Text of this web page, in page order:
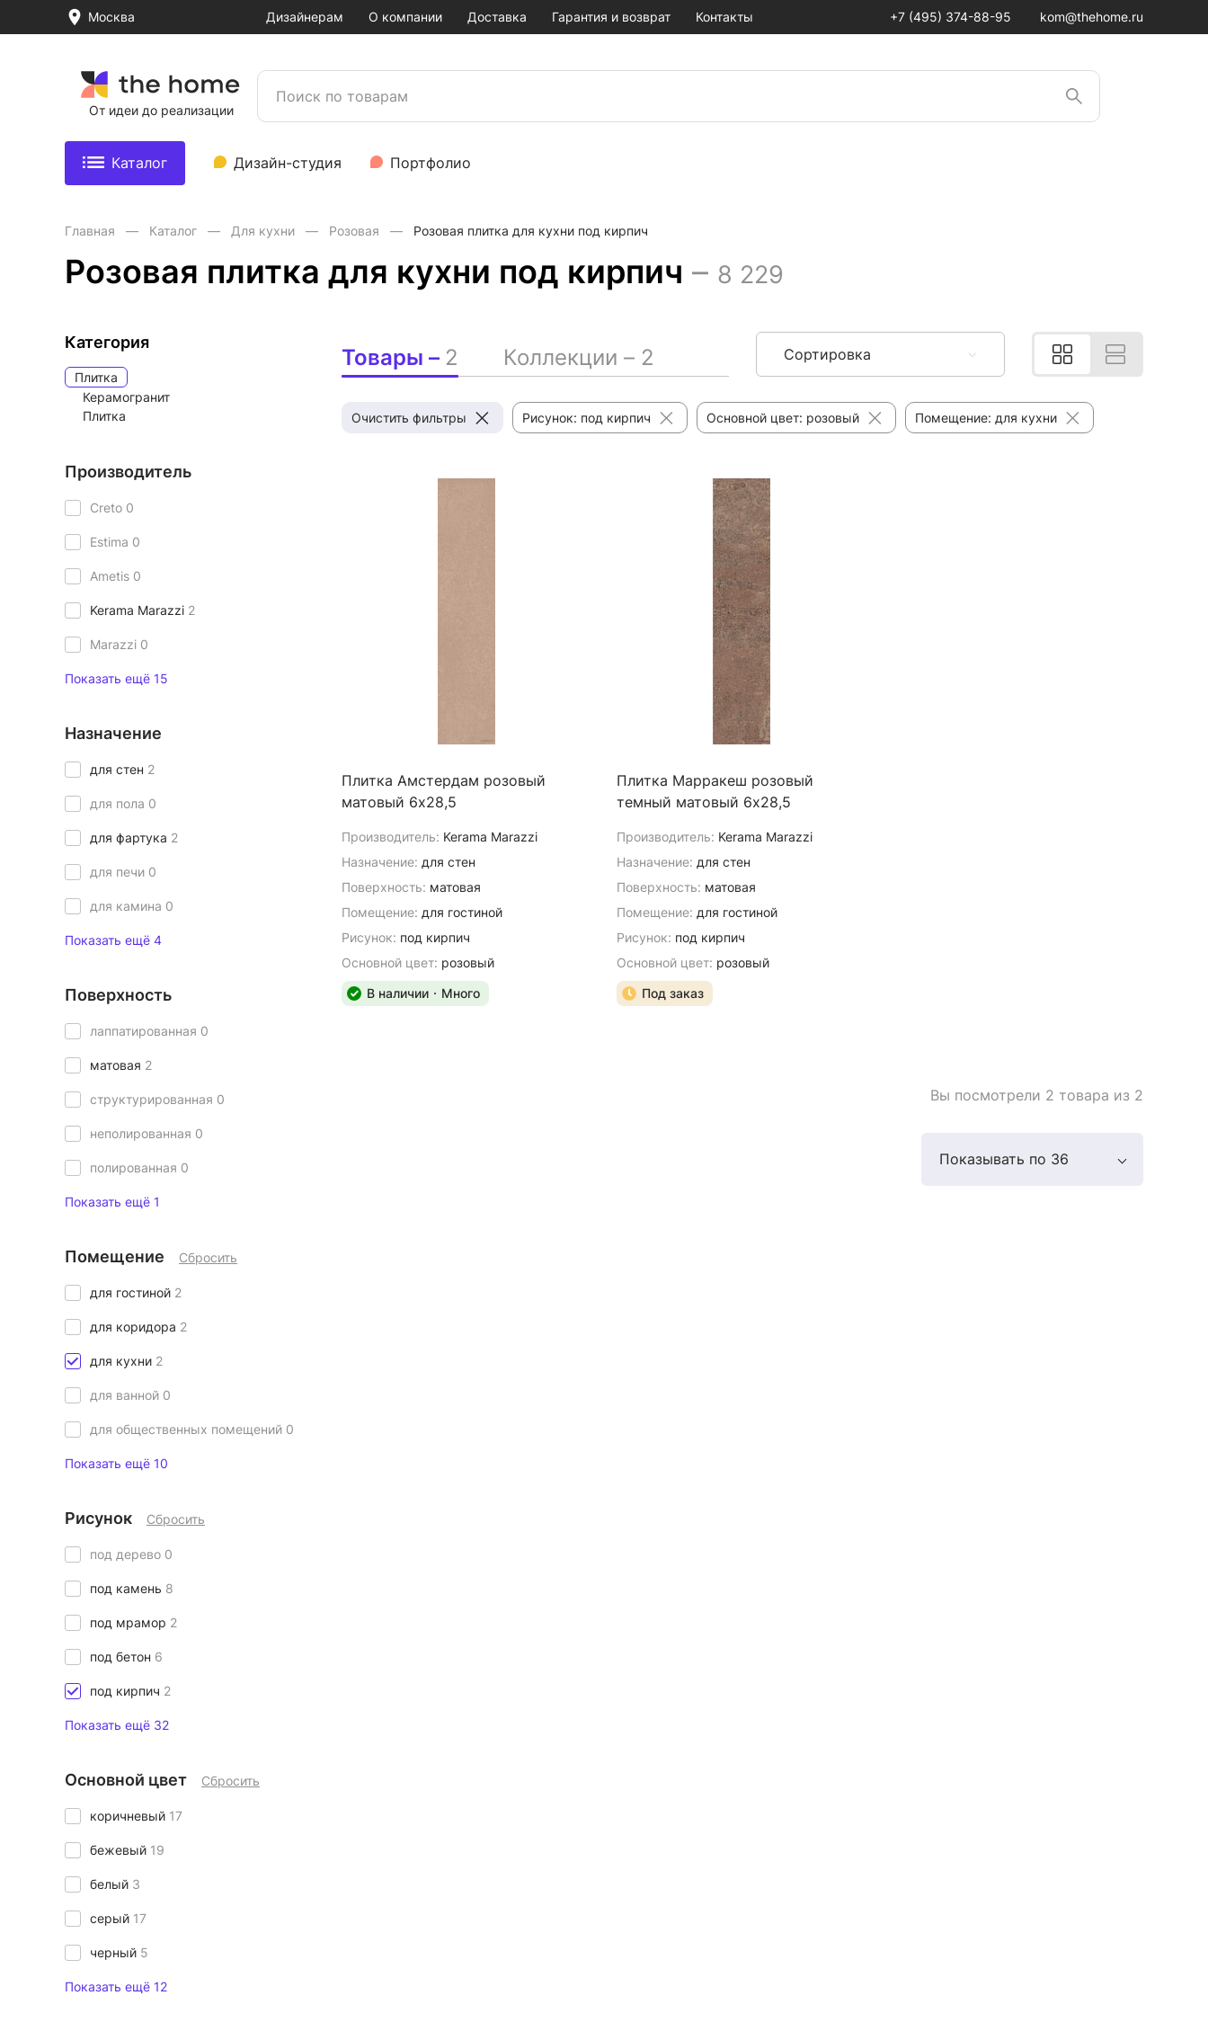
Москва Дизайнерам О компании Доставка Гарантия и возврат Контакты +7 (495) 374-88-95 kom@thehome.ru
От идеи до реализации
Каталог Дизайн-студия Портфолио
Главная Каталог Для кухни Розовая Розовая плитка для кухни под кирпич
Розовая плитка для кухни под кирпич – 8 229
Категория
Плитка
Керамогранит
Плитка
Производитель
Creto 0
Estima 0
Ametis 0
Kerama Marazzi 2
Marazzi 0
Показать ещё 15
Назначение
для стен 2
для пола 0
для фартука 2
для печи 0
для камина 0
Показать ещё 4
Поверхность
лаппатированная 0
матовая 2
структурированная 0
неполированная 0
полированная 0
Показать ещё 1
Помещение Сбросить
для гостиной 2
для коридора 2
для кухни 2
для ванной 0
для общественных помещений 0
Показать ещё 10
Рисунок Сбросить
под дерево 0
под камень 8
под мрамор 2
под бетон 6
под кирпич 2
Показать ещё 32
Основной цвет Сбросить
коричневый 17
бежевый 19
белый 3
серый 17
черный 5
Показать ещё 12
Товары – 2 Коллекции – 2 Сортировка
Очистить фильтры Рисунок: под кирпич Основной цвет: розовый Помещение: для кухни
Плитка Амстердам розовый
матовый 6х28,5
Производитель: Kerama Marazzi
Назначение: для стен
Поверхность: матовая
Помещение: для гостиной
Рисунок: под кирпич
Основной цвет: розовый
В наличии
Много
Плитка Марракеш розовый
темный матовый 6х28,5
Производитель: Kerama Marazzi
Назначение: для стен
Поверхность: матовая
Помещение: для гостиной
Рисунок: под кирпич
Основной цвет: розовый
Под заказ
Вы посмотрели 2 товара из 2
Показывать по 36